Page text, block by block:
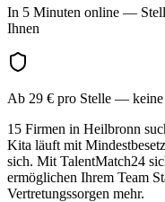
In 5 Minuten online —
Ihnen
Ab 29 € pro Stelle — keine
15 Firmen in Heilbronn
Kita läuft mit
sich. Mit TalentMatch24
ermöglichen Ihrem Team
Vertretungssorgen mehr.